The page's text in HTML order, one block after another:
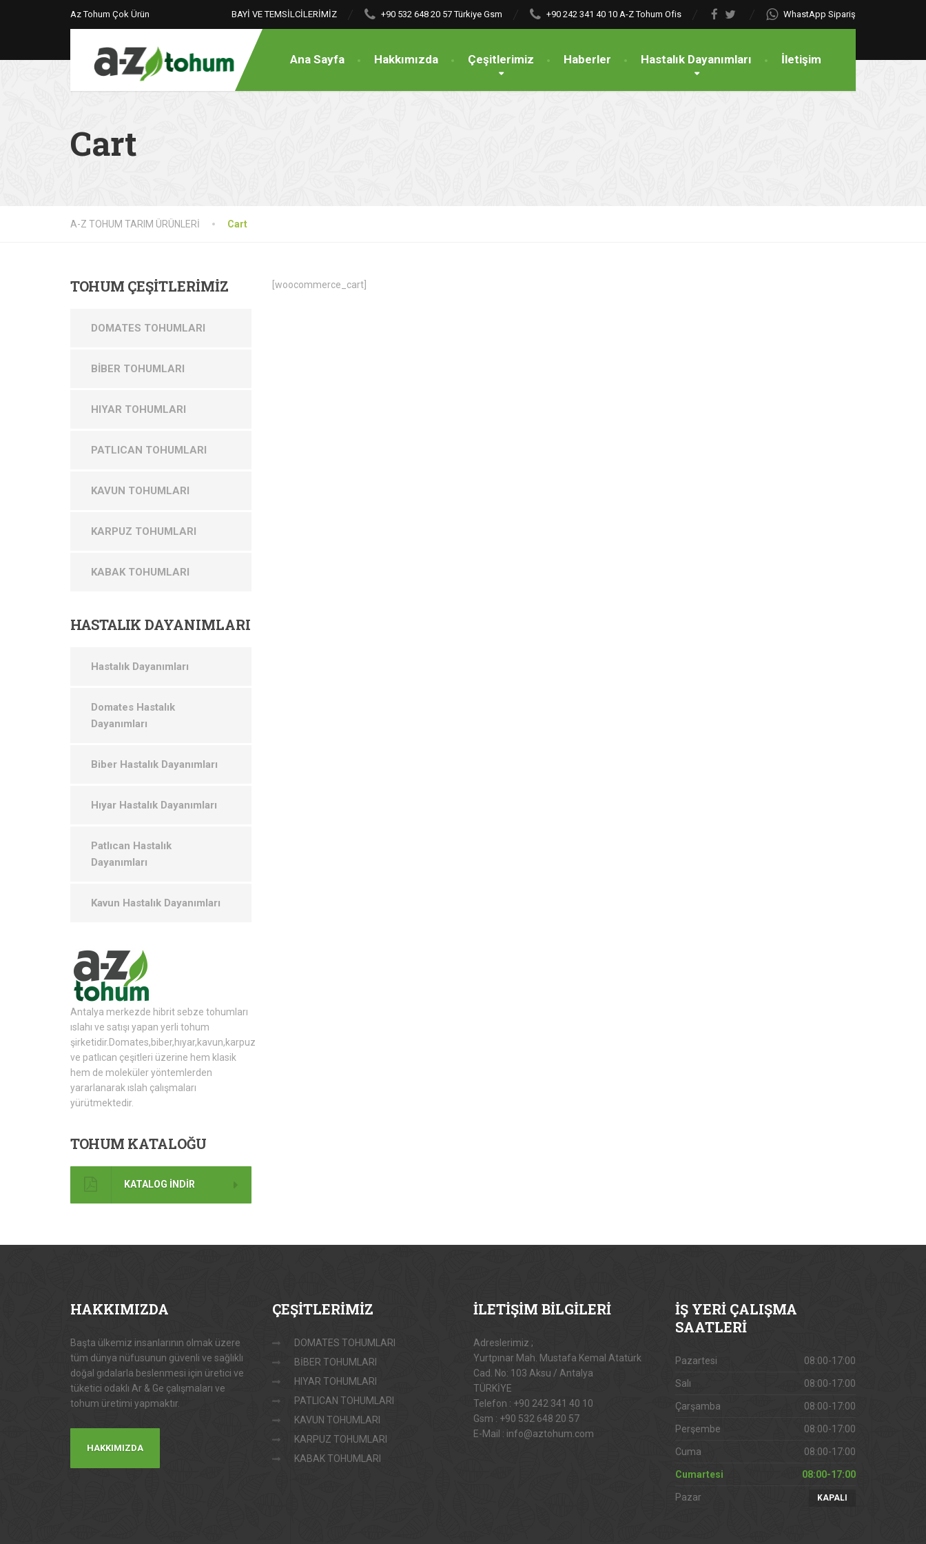
Az Tohum Çok Ürün BAYİ VE TEMSİLCİLERİMİZ +90 532 648 20 57 Türkiye Gsm +90 242 341 40 10 A-Z Tohum Ofis WhastApp Sipariş
Ana Sayfa Hakkımızda Çeşitlerimiz Haberler Hastalık Dayanımları İletişim
Cart
A-Z TOHUM TARIM ÜRÜNLERİ Cart
[woocommerce_cart]
TOHUM ÇEŞİTLERİMİZ
DOMATES TOHUMLARI
BİBER TOHUMLARI
HIYAR TOHUMLARI
PATLICAN TOHUMLARI
KAVUN TOHUMLARI
KARPUZ TOHUMLARI
KABAK TOHUMLARI
HASTALIK DAYANIMLARI
Hastalık Dayanımları
Domates Hastalık
Dayanımları
Biber Hastalık Dayanımları
Hıyar Hastalık Dayanımları
Patlıcan Hastalık
Dayanımları
Kavun Hastalık Dayanımları
Antalya merkezde hibrit sebze tohumları
ıslahı ve satışı yapan yerli tohum
şirketidir.Domates,biber,hıyar,kavun,karpuz
ve patlıcan çeşitleri üzerine hem klasik
hem de moleküler yöntemlerden
yararlanarak ıslah çalışmaları
yürütmektedir.
TOHUM KATALOĞU
KATALOG İNDİR
HAKKIMIZDA
Başta ülkemiz insanlarının olmak üzere
tüm dünya nüfusunun güvenli ve sağlıklı
doğal gıdalarla beslenmesi için üretici ve
tüketici odaklı Ar & Ge çalışmaları ve
tohum üretimi yapmaktır.
HAKKIMIZDA
ÇEŞİTLERİMİZ
DOMATES TOHUMLARI
BİBER TOHUMLARI
HIYAR TOHUMLARI
PATLICAN TOHUMLARI
KAVUN TOHUMLARI
KARPUZ TOHUMLARI
KABAK TOHUMLARI
İLETİŞİM BİLGİLERİ
Adreslerimiz ;
Yurtpınar Mah. Mustafa Kemal Atatürk
Cad. No: 103 Aksu / Antalya
TÜRKİYE
Telefon : +90 242 341 40 10
Gsm : +90 532 648 20 57
E-Mail : info@aztohum.com
İŞYERİ ÇALIŞMA
SAATLERİ
Pazartesi 08:00-17:00
Salı 08:00-17:00
Çarşamba 08:00-17:00
Perşembe 08:00-17:00
Cuma 08:00-17:00
Cumartesi 08:00-17:00
Pazar KAPALI